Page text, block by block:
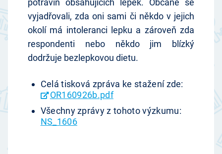
potravin obsahujících lepek. Občané se
vyjadřovali, zda oni sami či někdo v jejich
okolí má intoleranci lepku a zároveň zda
respondenti nebo někdo jim blízký
dodržuje bezlepkovou dietu.
Celá tisková zpráva ke stažení zde:
OR160926b.pdf
Všechny zprávy z tohoto výzkumu:
NS_1606